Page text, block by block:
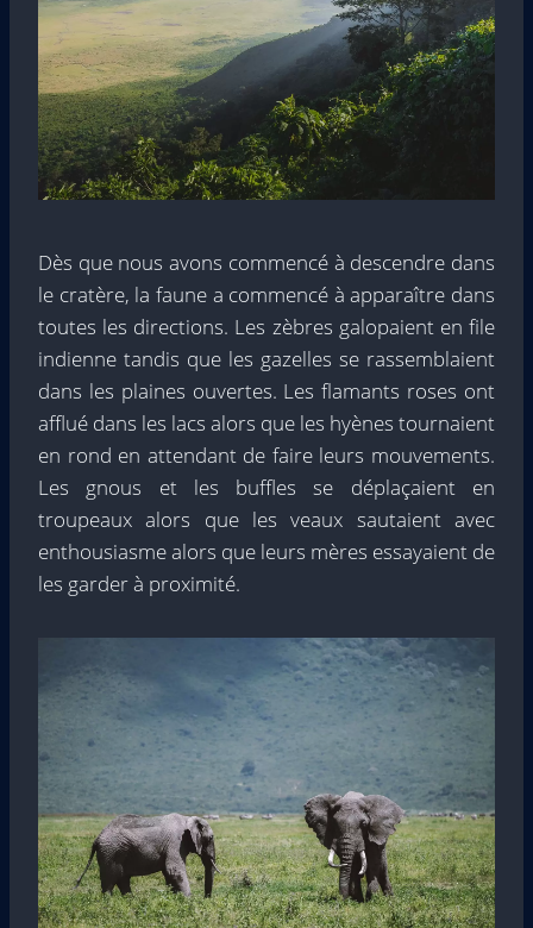
Dès que nous avons commencé à descendre dans
le cratère, la faune a commencé à apparaître dans
toutes les directions. Les zèbres galopaient en file
indienne tandis que les gazelles se rassemblaient
dans les plaines ouvertes. Les flamants roses ont
afflué dans les lacs alors que les hyènes tournaient
en rond en attendant de faire leurs mouvements.
Les gnous et les buffles se déplaçaient en
troupeaux alors que les veaux sautaient avec
enthousiasme alors que leurs mères essayaient de
les garder à proximité.